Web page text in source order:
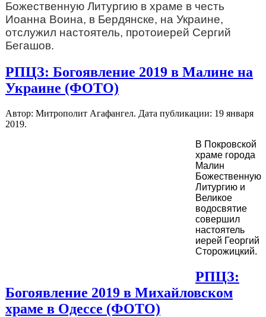
Божественную Литургию в храме в честь
Иоанна Воина, в Бердянске, на Украине,
отслужил настоятель, протоиерей Сергий
Бегашов.
РПЦЗ: Богоявление 2019 в Малине на
Украине (ФОТО)
Автор: Митрополит Агафангел. Дата публикации: 19 января
2019.
В Покровской
храме города
Малин
Божественную
Литургию и
Великое
водосвятие
совершил
настоятель
иерей Георгий
Сторожицкий.
РПЦЗ:
Богоявление 2019 в Михайловском
храме в Одессе (ФОТО)